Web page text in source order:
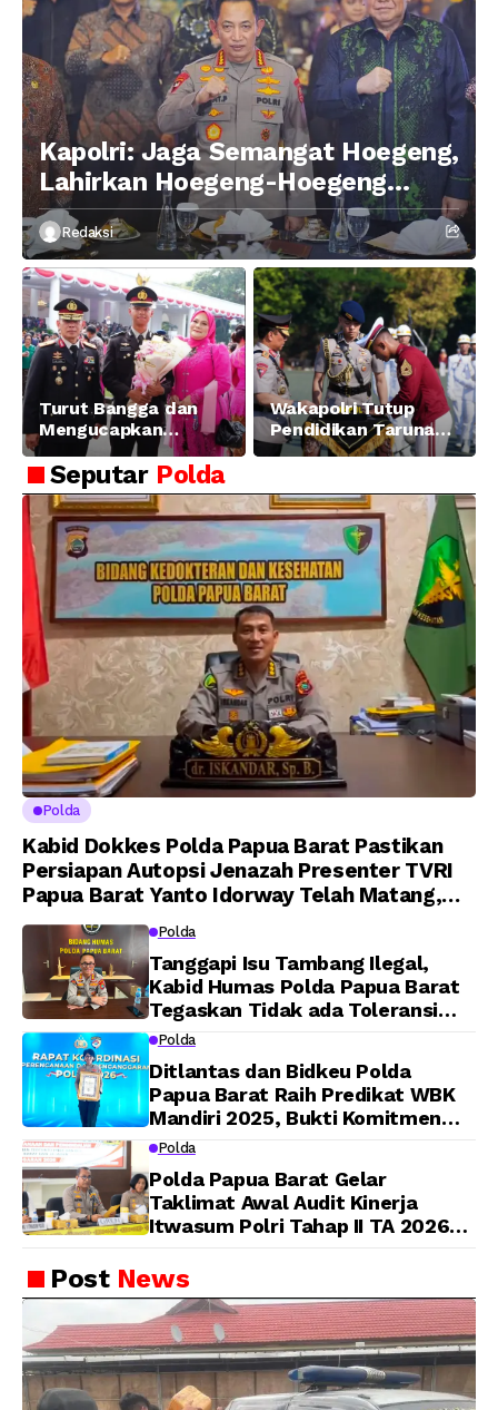
Kapolri: Jaga Semangat Hoegeng,
Lahirkan Hoegeng-Hoegeng
Berikutnya
Redaksi
Turut Bangga dan
Mengucapkan
Selamat dan Sukses
Atas Pelantikan
Putra Brigjen Pol Drs,
A.M Kamal. Sebagai
Perwira Polri Lulusan
AKPOL 2026
Wakapolri Tutup
Pendidikan Taruna
Akpol Angkatan ke-
Amanat Kapolri
kepada 282 Capaja
Seputar Polda
Polda
Kabid Dokkes Polda Papua Barat Pastikan
Persiapan Autopsi Jenazah Presenter TVRI
Papua Barat Yanto Idorway Telah Matang,
Pelaksanaan Dijadwalkan Kamis
Polda
Tanggapi Isu Tambang Ilegal,
Kabid Humas Polda Papua Barat
Tegaskan Tidak ada Toleransi
bagi Oknum Anggota
Polda
Ditlantas dan Bidkeu Polda
Papua Barat Raih Predikat WBK
Mandiri 2025, Bukti Komitmen
Wujudkan Pelayanan Bersih dan
Polda
Polda Papua Barat Gelar
Taklimat Awal Audit Kinerja
Itwasum Polri Tahap II TA 2026
Pengendalian
PostNews